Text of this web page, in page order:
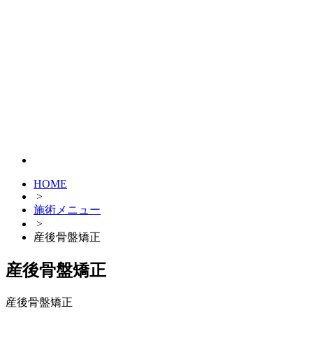
HOME
>
施術メニュー
>
産後骨盤矯正
産後骨盤矯正
産後骨盤矯正